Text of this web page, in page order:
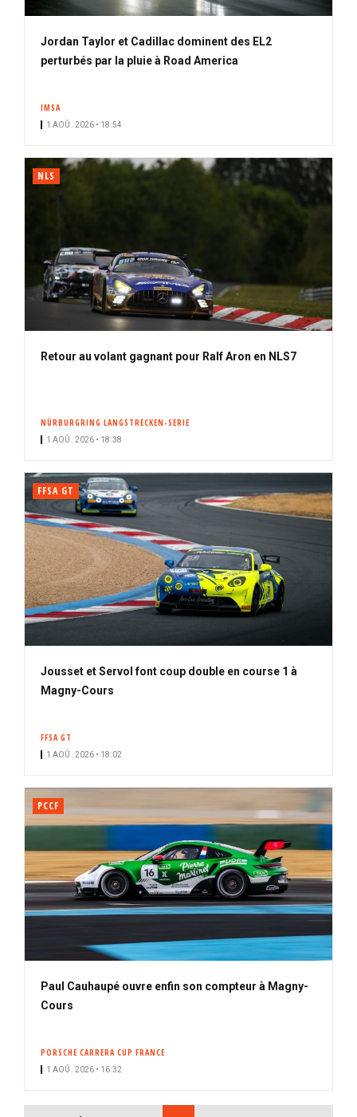
Jordan Taylor et Cadillac dominent des EL2
perturbés par la pluie à Road America
IMSA
1 AOÛ. 2026 • 18:54
NLS
Retour au volant gagnant pour Ralf Aron en NLS7
NÜRBURGRING LANGSTRECKEN-SERIE
1 AOÛ. 2026 • 18:38
FFSA GT
Jousset et Servol font coup double en course 1 à
Magny-Cours
FFSA GT
1 AOÛ. 2026 • 18:02
PCCF
Paul Cauhaupé ouvre enfin son compteur à Magny-
Cours
PORSCHE CARRERA CUP FRANCE
1 AOÛ. 2026 • 16:32